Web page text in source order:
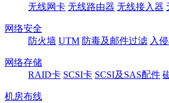
无线网卡 无线路由器 无线接入器
网络安全
防火墙 UTM 防毒及邮件过滤 入
网络存储
RAID卡 SCSI卡 SCSI及SAS配件
机房布线